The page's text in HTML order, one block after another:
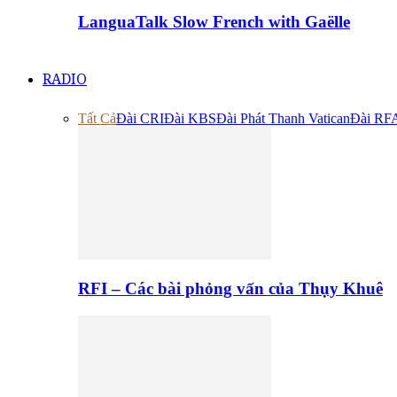
LanguaTalk Slow French with Gaëlle
RADIO
Tất CảĐài CRIĐài KBSĐài Phát Thanh VaticanĐài
RFI – Các bài phỏng vấn của Thụy Khuê